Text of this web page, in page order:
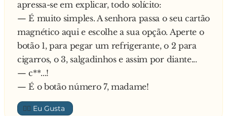
E o maridão responde:
— Pelo cheiro dos dedos dele, vai ser
ginecologista!
par de algemas e o homem mais feio que elas já
tinham visto na vida ou na morte.
- Você não cumpriu a regra! - disse São Pedro -
O seu castigo é viver a eternidade acorrentada a
este homem!
Então Si seguiu o seu caminho, cabisbaixa, ao
apressa-se em explicar, todo solícito:
— É muito simples. A senhora passa o seu cartão
magnético aqui e escolhe a sua opção. Aperte o
botão 1, para pegar um refrigerante, o 2 para
cigarros, o 3, salgadinhos e assim por diante...
— c**...!
— É o botão número 7, madame!
👍🏼